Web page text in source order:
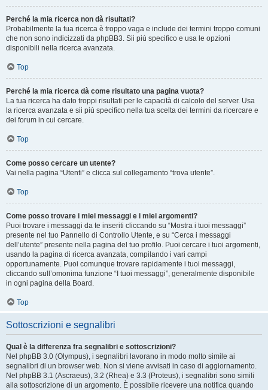
Perché la mia ricerca non dà risultati?
Probabilmente la tua ricerca è troppo vaga e include dei termini troppo comuni
che non sono indicizzati da phpBB3. Sii più specifico e usa le opzioni
disponibili nella ricerca avanzata.
Top
Perché la mia ricerca dà come risultato una pagina vuota?
La tua ricerca ha dato troppi risultati per le capacità di calcolo del server. Usa
la ricerca avanzata e sii più specifico nella tua scelta dei termini da ricercare e
dei forum in cui cercare.
Top
Come posso cercare un utente?
Vai nella pagina “Utenti” e clicca sul collegamento “trova utente”.
Top
Come posso trovare i miei messaggi e i miei argomenti?
Puoi trovare i messaggi da te inseriti cliccando su “Mostra i tuoi messaggi”
presente nel tuo Pannello di Controllo Utente, e su “Cerca i messaggi
dell’utente” presente nella pagina del tuo profilo. Puoi cercare i tuoi argomenti,
usando la pagina di ricerca avanzata, compilando i vari campi
opportunamente. Puoi comunque trovare rapidamente i tuoi messaggi,
cliccando sull’omonima funzione “I tuoi messaggi”, generalmente disponibile
in ogni pagina della Board.
Top
Sottoscrizioni e segnalibri
Qual è la differenza fra segnalibri e sottoscrizioni?
Nel phpBB 3.0 (Olympus), i segnalibri lavorano in modo molto simile ai
segnalibri di un browser web. Non si viene avvisati in caso di aggiornamento.
Nel phpBB 3.1 (Ascraeus), 3.2 (Rhea) e 3.3 (Proteus), i segnalibri sono simili
alla sottoscrizione di un argomento. È possibile ricevere una notifica quando